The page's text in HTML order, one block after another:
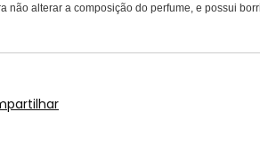
não alterar a composição do perfume, e possui